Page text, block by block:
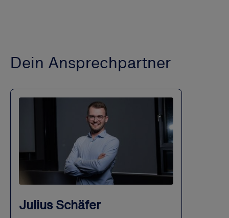
Dein Ansprechpartner
Julius Schäfer